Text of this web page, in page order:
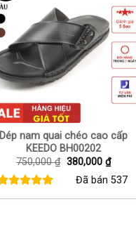
+
Dép nam quai chéo cao cấp
KEEDO BH00202
750,000₫ Giá
380,000 ₫Giá
hiện
tại
Đã bán 537